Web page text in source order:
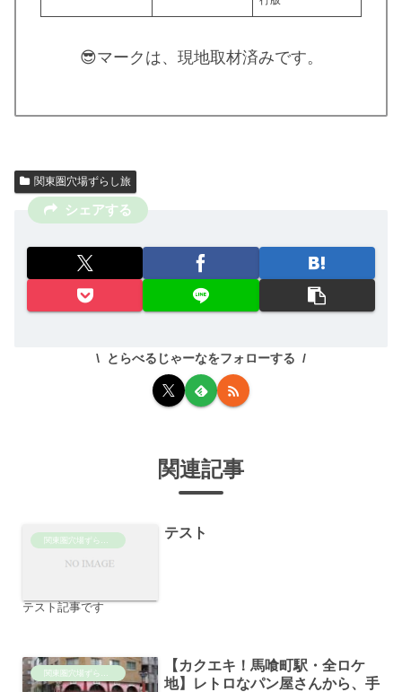
😎マークは、現地取材済みです。
関東圏穴場ずらし旅
シェアする
とらべるじゃーなをフォローする
関連記事
関東圏穴場ずらし旅 テスト
テスト記事です
【カクエキ！馬喰町駅・全ロケ
地】レトロなパン屋さんから、手